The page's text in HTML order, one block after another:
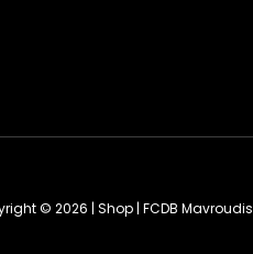
© 2026 | Shop | FCDB Mavroudis